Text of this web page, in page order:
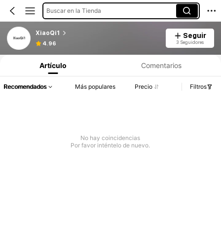
Buscar en la Tienda
XiaoQi1
4.96
Seguir
3 Seguidores
Artículo Comentarios
Recomendados Más populares Precio Filtros
No hay coincidencias
Por favor inténtelo de nuevo.